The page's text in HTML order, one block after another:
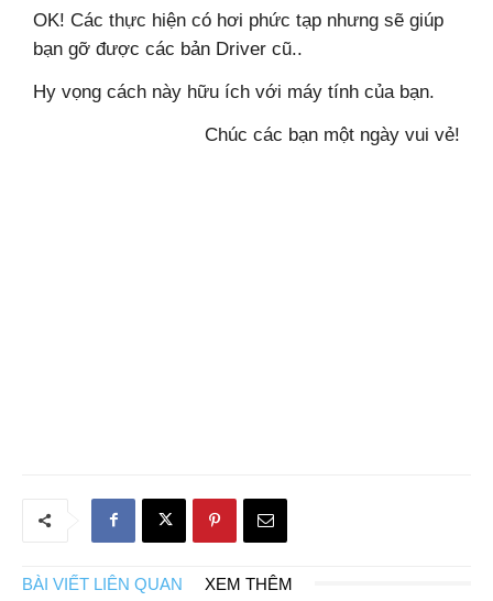
OK! Các thực hiện có hơi phức tạp nhưng sẽ giúp
bạn gỡ được các bản Driver cũ..
Hy vọng cách này hữu ích với máy tính của bạn.
Chúc các bạn một ngày vui vẻ!
BÀI VIẾT LIÊN QUAN XEM THÊM